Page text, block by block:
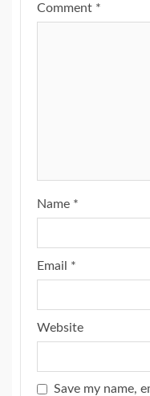
Comment *
Name *
Email *
Website
Save my name,